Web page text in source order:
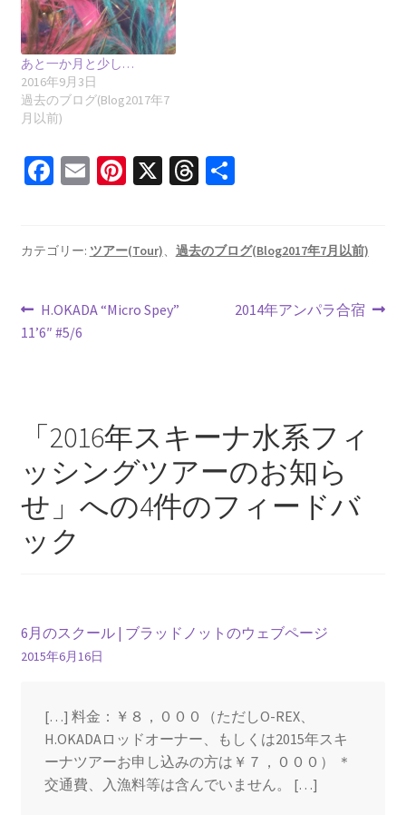
あと一か月と少し…
2016年9月3日
過去のブログ(Blog2017年7
月以前)
Fa
o
k
E
l
Pi
es
X T
ds
共
カテゴリー: ツアー(Tour)、 過去のブログ(Blog2017年7月以前)
投
稿
ビ
ー
シ
ョ
前
の
H.OKADA “Micro Spey”
11’6″ #5/6
次
2014年アンパラ合宿
「2016年スキーナ水系フィ
ッシングツアーのお知ら
せ 」への4件のフィードバ
ック
6月のスクール | ブラッドノットのウェブページ
2015年6月16日
[…] 料金：￥８，０００（ただしO-REX、
H.OKADAロッドオーナー、もしくは2015年スキ
ーナツアーお申し込みの方は￥７，０００） ＊
交通費、入漁料等は含んでいません。 […]